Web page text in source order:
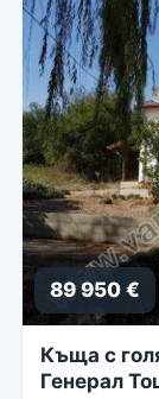
89 950 €
Къща с
Генерал